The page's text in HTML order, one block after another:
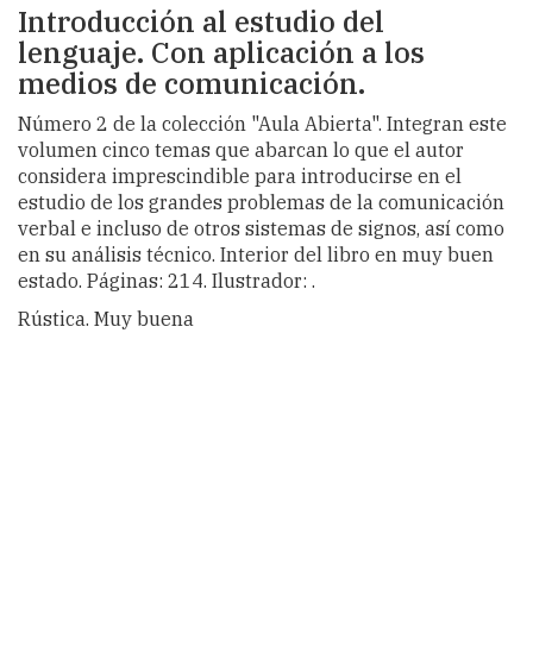
Introducción al estudio del
lenguaje. Con aplicación a los
medios de comunicación.
Número 2 de la colección "Aula Abierta". Integran este
volumen cinco temas que abarcan lo que el autor
considera imprescindible para introducirse en el
estudio de los grandes problemas de la comunicación
verbal e incluso de otros sistemas de signos, así como
en su análisis técnico. Interior del libro en muy buen
estado. Páginas: 214. Ilustrador: .
Rústica. Muy buena